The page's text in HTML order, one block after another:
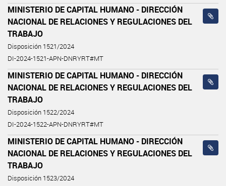
MINISTERIO DE CAPITAL HUMANO - DIRECCIÓN
NACIONAL DE RELACIONES Y REGULACIONES DEL
TRABAJO
Disposición 1521/2024
DI-2024-1521-APN-DNRYRT#MT
MINISTERIO DE CAPITAL HUMANO - DIRECCIÓN
NACIONAL DE RELACIONES Y REGULACIONES DEL
TRABAJO
Disposición 1522/2024
DI-2024-1522-APN-DNRYRT#MT
MINISTERIO DE CAPITAL HUMANO - DIRECCIÓN
NACIONAL DE RELACIONES Y REGULACIONES DEL
TRABAJO
Disposición 1523/2024